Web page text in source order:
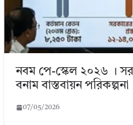
নবম পে-স্কেল ২০২৬ ।
বনাম বাস্তবায়ন পরিকল্পনা
07/05/2026